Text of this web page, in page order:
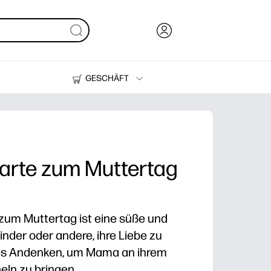
GESCHÄFT
Drucker
zum Muttertag
Muttertag ist eine süße und
oder andere, ihre Liebe zu
Andenken, um Mama an ihrem